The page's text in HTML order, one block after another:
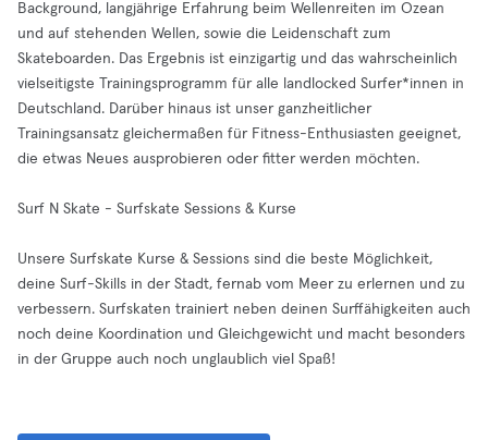
Background, langjährige Erfahrung beim Wellenreiten im Ozean
und auf stehenden Wellen, sowie die Leidenschaft zum
Skateboarden. Das Ergebnis ist einzigartig und das wahrscheinlich
vielseitigste Trainingsprogramm für alle landlocked Surfer*innen in
Deutschland. Darüber hinaus ist unser ganzheitlicher
Trainingsansatz gleichermaßen für Fitness-Enthusiasten geeignet,
die etwas Neues ausprobieren oder fitter werden möchten.
Surf N Skate - Surfskate Sessions & Kurse
Unsere Surfskate Kurse & Sessions sind die beste Möglichkeit,
deine Surf-Skills in der Stadt, fernab vom Meer zu erlernen und zu
verbessern. Surfskaten trainiert neben deinen Surffähigkeiten auch
noch deine Koordination und Gleichgewicht und macht besonders
in der Gruppe auch noch unglaublich viel Spaß!